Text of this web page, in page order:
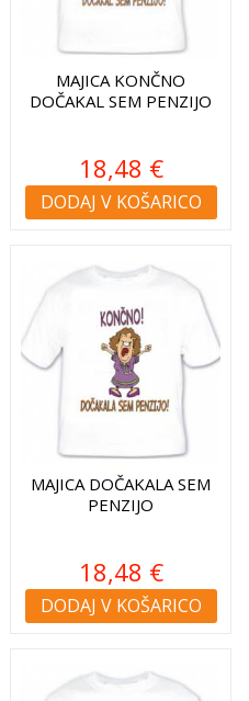
MAJICA KONČNO
DOČAKAL SEM PENZIJO
18,48 €
DODAJ V KOŠARICO
MAJICA DOČAKALA SEM
PENZIJO
18,48 €
DODAJ V KOŠARICO